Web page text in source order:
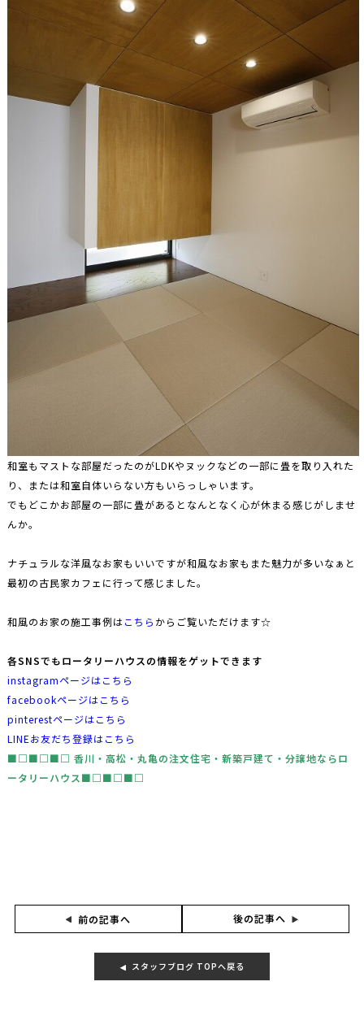
和室もマストな部屋だったのがLDKやヌックなどの一部に畳を取り入れた
り、または和室自体いらない方もいらっしゃいます。
でもどこかお部屋の一部に畳があるとなんとなく心が休まる感じがしませ
んか。
ナチュラルな洋風なお家もいいですが和風なお家もまた魅力が多いなぁと
最初の古民家カフェに行って感じました。
和風のお家の施工事例はこちら からご覧いただけます☆
各SNSでもロータリーハウスの情報をゲットできます
instagramページはこちら
facebookページはこちら
pinterestページはこちら
LINEお友だち登録はこちら
■□■□■□ ⾹川・⾼松・丸⻲の注文住宅・新築⼾建て・分譲地な らロ
ータリーハウス■□■□■□
前の記事へ 後の記事へ
スタッフブログ TOPへ戻る